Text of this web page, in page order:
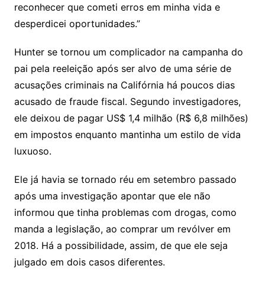
reconhecer que cometi erros em minha vida e
desperdicei oportunidades.”
Hunter se tornou um complicador na campanha do
pai pela reeleição após ser alvo de uma série de
acusações criminais na Califórnia há poucos dias
acusado de fraude fiscal. Segundo investigadores,
ele deixou de pagar US$ 1,4 milhão (R$ 6,8 milhões)
em impostos enquanto mantinha um estilo de vida
luxuoso.
Ele já havia se tornado réu em setembro passado
após uma investigação apontar que ele não
informou que tinha problemas com drogas, como
manda a legislação, ao comprar um revólver em
2018. Há a possibilidade, assim, de que ele seja
julgado em dois casos diferentes.